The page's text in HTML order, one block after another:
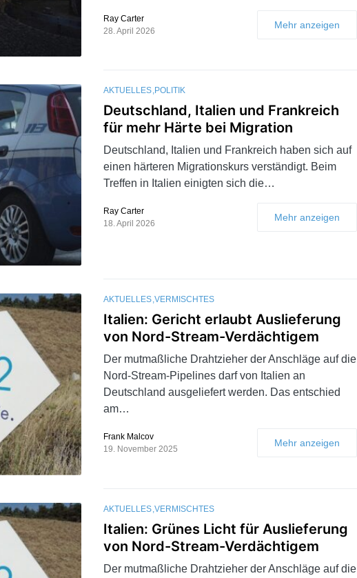
Ray Carter
28. April 2026
Mehr anzeigen
AKTUELLES POLITIK
Deutschland, Italien und Frankreich
für mehr Härte bei Migration
Deutschland, Italien und Frankreich haben sich auf
einen härteren Migrationskurs verständigt. Beim
Treffen in Italien einigten sich die…
Ray Carter
18. April 2026
Mehr anzeigen
AKTUELLES VERMISCHTES
Italien: Gericht erlaubt Auslieferung
von Nord-Stream-Verdächtigem
Der mutmaßliche Drahtzieher der Anschläge auf die
Nord-Stream-Pipelines darf von Italien an
Deutschland ausgeliefert werden. Das entschied
am…
Frank Malcov
19. November 2025
Mehr anzeigen
AKTUELLES VERMISCHTES
Italien: Grünes Licht für Auslieferung
von Nord-Stream-Verdächtigem
Der mutmaßliche Drahtzieher der Anschläge auf die